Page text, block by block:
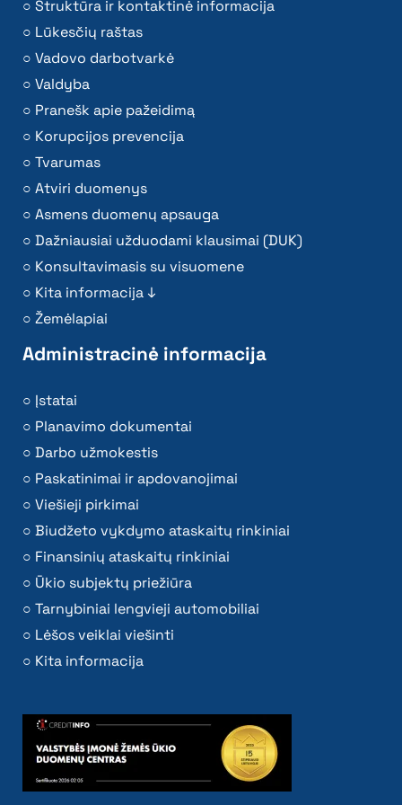
Struktūra ir kontaktinė informacija
Lūkesčių raštas
Vadovo darbotvarkė
Valdyba
Pranešk apie pažeidimą
Korupcijos prevencija
Tvarumas
Atviri duomenys
Asmens duomenų apsauga
Dažniausiai užduodami klausimai (DUK)
Konsultavimasis su visuomene
Kita informacija ↓
Žemėlapiai
Administracinė informacija
Įstatai
Planavimo dokumentai
Darbo užmokestis
Paskatinimai ir apdovanojimai
Viešieji pirkimai
Biudžeto vykdymo ataskaitų rinkiniai
Finansinių ataskaitų rinkiniai
Ūkio subjektų priežiūra
Tarnybiniai lengvieji automobiliai
Lėšos veiklai viešinti
Kita informacija